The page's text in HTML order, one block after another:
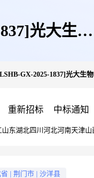
光大生物
GX-2025-1837]光大生
重新招标 中标通知
山东湖北四川 河北河南天津山
荆门市 沙洋县